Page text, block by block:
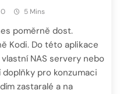
0 5 Mins
poměrně dost.
Kodi. Do této aplikace
NAS servery nebo
pro konzumaci
zastaralé a na